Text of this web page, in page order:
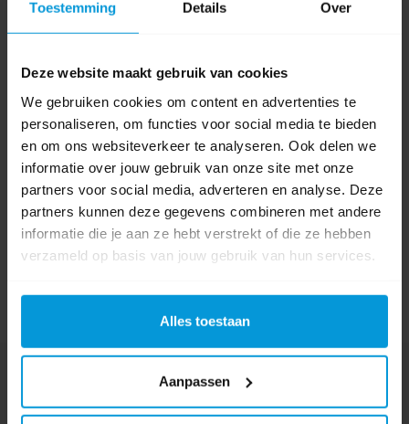
Toestemming Details Over
Deze website maakt gebruik van cookies
We gebruiken cookies om content en advertenties te
personaliseren, om functies voor social media te bieden
en om ons websiteverkeer te analyseren. Ook delen we
informatie over jouw gebruik van onze site met onze
partners voor social media, adverteren en analyse. Deze
partners kunnen deze gegevens combineren met andere
informatie die je aan ze hebt verstrekt of die ze hebben
verzameld op basis van jouw gebruik van hun services.
Alles toestaan
Aanpassen
Kleur
0 beoordeling(en)
Schrijf als eerste voor dit product een beoordeling
Onze product specialisten staan voor je klaar!